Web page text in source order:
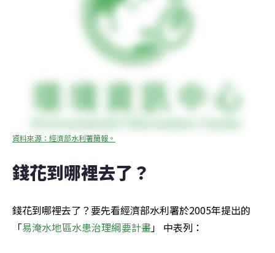
資料來源：經濟部水利署簡報。
錢花到哪裡去了？
錢花到哪裡去了？要先看經濟部水利署於2005年提出的
「易淹水地區水患治理綱要計畫」 中表列：